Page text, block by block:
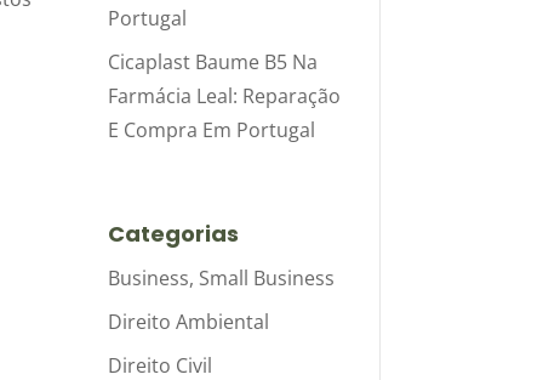
Portugal
Cicaplast Baume B5 Na
Farmácia Leal: Reparação
E Compra Em Portugal
Categorias
Business, Small Business
Direito Ambiental
Direito Civil